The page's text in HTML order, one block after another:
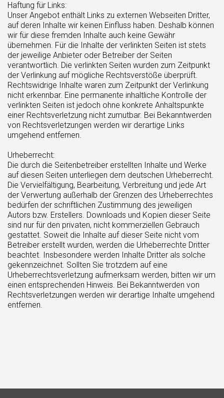
Haftung für Links:
Unser Angebot enthält Links zu externen Webseiten Dritter,
auf deren Inhalte wir keinen Einfluss haben. Deshalb können
wir für diese fremden Inhalte auch keine Gewähr
übernehmen. Für die Inhalte der verlinkten Seiten ist stets
der jeweilige Anbieter oder Betreiber der Seiten
verantwortlich. Die verlinkten Seiten wurden zum Zeitpunkt
der Verlinkung auf mögliche Rechtsverstöße überprüft.
Rechtswidrige Inhalte waren zum Zeitpunkt der Verlinkung
nicht erkennbar. Eine permanente inhaltliche Kontrolle der
verlinkten Seiten ist jedoch ohne konkrete Anhaltspunkte
einer Rechtsverletzung nicht zumutbar. Bei Bekanntwerden
von Rechtsverletzungen werden wir derartige Links
umgehend entfernen.
Urheberrecht:
Die durch die Seitenbetreiber erstellten Inhalte und Werke
auf diesen Seiten unterliegen dem deutschen Urheberrecht.
Die Vervielfältigung, Bearbeitung, Verbreitung und jede Art
der Verwertung außerhalb der Grenzen des Urheberrechtes
bedürfen der schriftlichen Zustimmung des jeweiligen
Autors bzw. Erstellers. Downloads und Kopien dieser Seite
sind nur für den privaten, nicht kommerziellen Gebrauch
gestattet. Soweit die Inhalte auf dieser Seite nicht vom
Betreiber erstellt wurden, werden die Urheberrechte Dritter
beachtet. Insbesondere werden Inhalte Dritter als solche
gekennzeichnet. Sollten Sie trotzdem auf eine
Urheberrechtsverletzung aufmerksam werden, bitten wir um
einen entsprechenden Hinweis. Bei Bekanntwerden von
Rechtsverletzungen werden wir derartige Inhalte umgehend
entfernen.